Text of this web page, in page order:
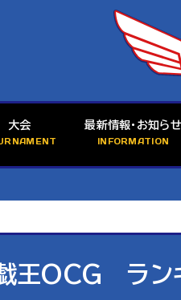
大会 最新情報・お知らせ
INFORMATION
戯王OCG ラン